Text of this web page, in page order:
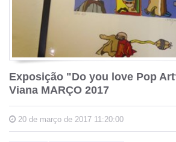
Exposição "Do you love Pop
Viana MARÇO 2017
20 de março de 2017 11:20:00